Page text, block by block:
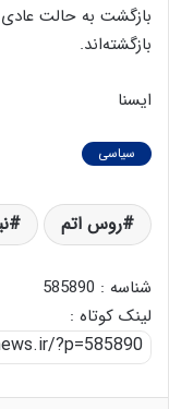
بازگشته‌اند.
ایسنا
سیاسی
روس اتم
شناسه : 585890
لینک کوتاه :